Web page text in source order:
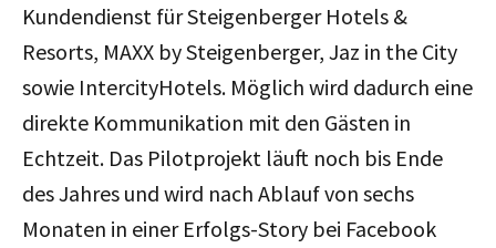
Kundendienst für Steigenberger Hotels &
Resorts, MAXX by Steigenberger, Jaz in the City
sowie IntercityHotels. Möglich wird dadurch eine
direkte Kommunikation mit den Gästen in
Echtzeit. Das Pilotprojekt läuft noch bis Ende
des Jahres und wird nach Ablauf von sechs
Monaten in einer Erfolgs-Story bei Facebook